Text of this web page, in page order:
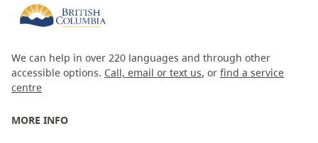
We can help in over 220 languages and through other
accessible options. Call, email or text us, or find a service
centre
MORE INFO